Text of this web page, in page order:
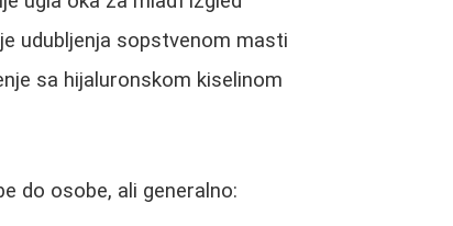
udubljenja sopstvenom masti
sa hijaluronskom kiselinom
do osobe, ali generalno: